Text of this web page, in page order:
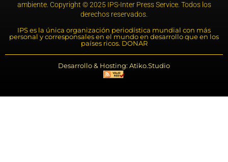
ambiente. Copyright © 2025 IPS-Inter Press Service. Todos los
derechos reservados.
IPS es la única organización periodística mundial con más
personal y corresponsales en el mundo en desarrollo que en los
países ricos. DONAR
Desarrollo & Hosting: Atiko.Studio